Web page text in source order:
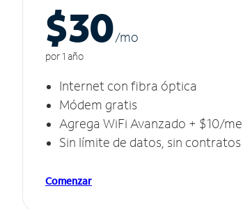
$30/mo
por 1 año
Internet con fibra óptica
Módem gratis
Agrega WiFi Avanzado + $10/
Sin límite de datos, sin contratos
Comenzar